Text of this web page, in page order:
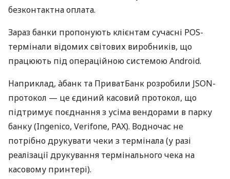
безконтактна оплата.
Зараз банки пропонують клієнтам сучасні POS-
термінали відомих світових виробників, що
працюють під операційною системою Android.
Наприклад, àбанк та ПриватБанк розробили JSON-
протокол — це єдиний касовий протокол, що
підтримує поєднання з усіма вендорами в парку
банку (Ingenico, Verifone, PAX). Водночас не
потрібно друкувати чеки з термінала (у разі
реалізації друкування термінального чека на
касовому принтері).